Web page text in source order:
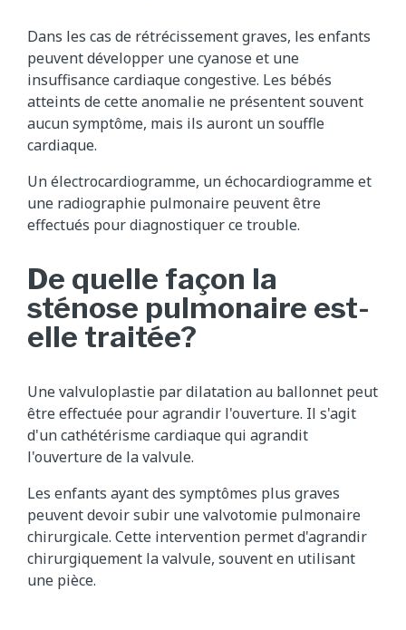
Dans les cas de rétrécissement graves, les enfants
peuvent développer une cyanose et une
insuffisance cardiaque congestive. Les bébés
atteints de cette anomalie ne présentent souvent
aucun symptôme, mais ils auront un souffle
cardiaque.
Un électrocardiogramme, un échocardiogramme et
une radiographie pulmonaire peuvent être
effectués pour diagnostiquer ce trouble.
De quelle façon la
sténose pulmonaire est-
elle traitée?
Une valvuloplastie par dilatation au ballonnet peut
être effectuée pour agrandir l'ouverture. Il s'agit
d'un cathétérisme cardiaque qui agrandit
l'ouverture de la valvule.
Les enfants ayant des symptômes plus graves
peuvent devoir subir une valvotomie pulmonaire
chirurgicale. Cette intervention permet d'agrandir
chirurgiquement la valvule, souvent en utilisant
une pièce.